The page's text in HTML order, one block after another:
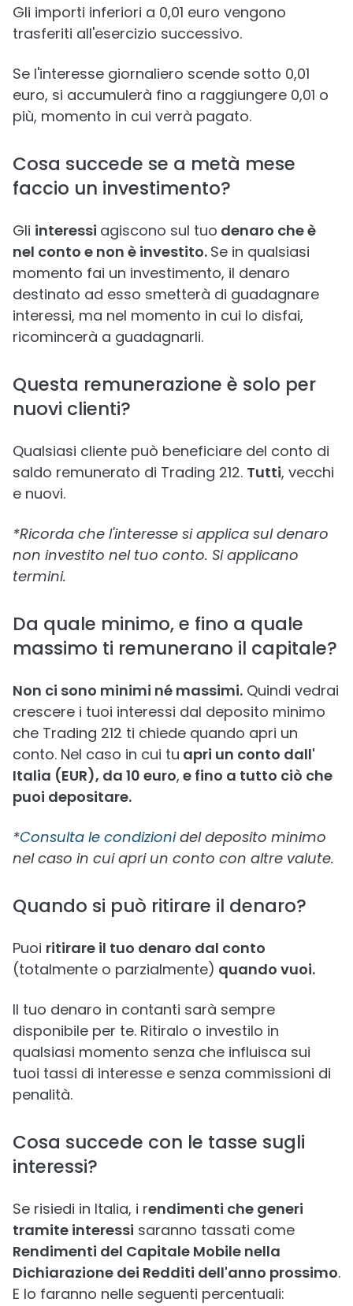
Gli importi inferiori a 0,01 euro vengono
trasferiti all'esercizio successivo.
Se l'interesse giornaliero scende sotto 0,01
euro, si accumulerà fino a raggiungere 0,01 o
più, momento in cui verrà pagato.
Cosa succede se a metà mese
faccio un investimento?
Gli interessi agiscono sul tuo denaro che è
nel conto e non è investito. Se in qualsiasi
momento fai un investimento, il denaro
destinato ad esso smetterà di guadagnare
interessi, ma nel momento in cui lo disfai,
ricomincerà a guadagnarli.
Questa remunerazione è solo per
nuovi clienti?
Qualsiasi cliente può beneficiare del conto di
saldo remunerato di Trading 212. Tutti, vecchi
e nuovi.
*Ricorda che l'interesse si applica sul denaro
non investito nel tuo conto. Si applicano
termini.
Da quale minimo, e fino a quale
massimo ti remunerano il capitale?
Non ci sono minimi né massimi. Quindi vedrai
crescere i tuoi interessi dal deposito minimo
che Trading 212 ti chiede quando apri un
conto. Nel caso in cui tu apri un conto dall'
Italia (EUR), da 10 euro, e fino a tutto ciò che
puoi depositare.
*Consulta le condizionidel deposito minimo
nel caso in cui apri un conto con altre valute.
Quando si può ritirare il denaro?
Puoi ritirare il tuo denaro dal conto
(totalmente o parzialmente) quando vuoi.
Il tuo denaro in contanti sarà sempre
disponibile per te. Ritiralo o investilo in
qualsiasi momento senza che influisca sui
tuoi tassi di interesse e senza commissioni di
penalità.
Cosa succede con le tasse sugli
interessi?
Se risiedi in Italia, i rendimenti che generi
tramite interessi saranno tassati come
Rendimenti del Capitale Mobile nella
Dichiarazione dei Redditi dell'anno prossimo.
E lo faranno nelle seguenti percentuali: